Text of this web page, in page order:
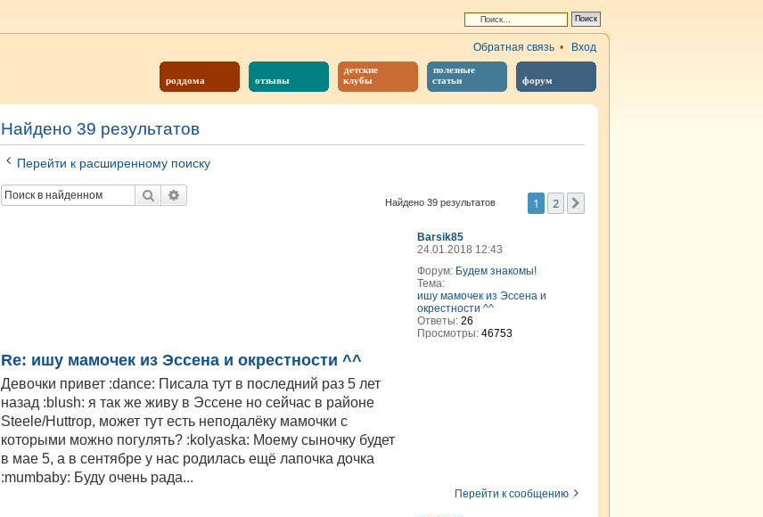
роддома отзывы
детские
клубы
полезные
статьи
форум
Обратная связь • Вход
Найдено 39 результатов
Перейти к расширенному поиску
Поиск Найдено 39 результатов 1 2
Barsik85
24.01.2018 12:43
Форум: Будем знакомы!
Тема:
ишу мамочек из Эссена и
окрестности ^^
Ответы: 26
Просмотры: 46753
Re: ишу мамочек из Эссена и окрестности ^^
Девочки привет :dance: Писала тут в последний раз 5 лет
назад :blush: я так же живу в Эссене но сейчас в районе
Steele/Huttrop, может тут есть неподалёку мамочки с
которыми можно погулять? :kolyaska: Моему сыночку будет
в мае 5, а в сентябре у нас родилась ещё лапочка дочка
:mumbaby: Буду очень рада...
Перейти к сообщению